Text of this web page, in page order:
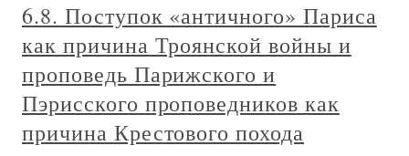
6.8. Поступок «античного» Париса
как причина Троянской войны и
проповедь Парижского и
Пэрисского проповедников как
причина Крестового похода